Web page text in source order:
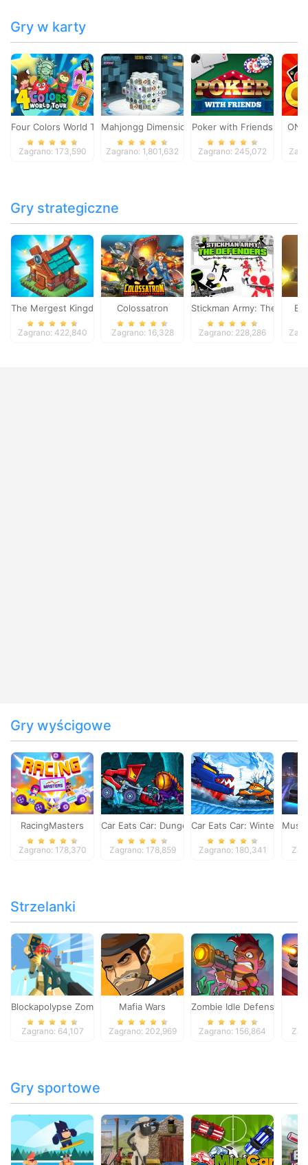
Gry w karty
Four Colors World Tour
Zagrano: 173,590
Mahjongg Dimensions
Zagrano: 1,801,632
Poker with Friends
Zagrano: 245,072
Gry strategiczne
The Mergest Kingdom
Zagrano: 422,840
Colossatron
Zagrano: 16,328
Stickman Army: The
Zagrano: 228,286
Gry wyścigowe
RacingMasters
Zagrano: 178,370
Car Eats Car: Dungeon Adventure
Zagrano: 178,859
Car Eats Car: Winter
Zagrano: 180,341
Strzelanki
Blockapolypse Zombie Shooter
Zagrano: 64,107
Mafia Wars
Zagrano: 202,969
Zombie Idle Defense
Zagrano: 156,864
Gry sportowe